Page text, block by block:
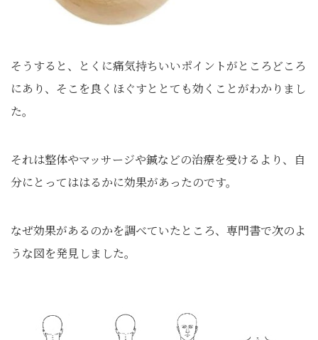
そうすると、とくに痛気持ちいいポイントがところどころ
にあり、そこを良くほぐすととても効くことがわかりまし
た。
それは整体やマッサージや鍼などの治療を受けるより、自
分にとってははるかに効果があったのです。
なぜ効果があるのかを調べていたところ、専門書で次のよ
うな図を発見しました。